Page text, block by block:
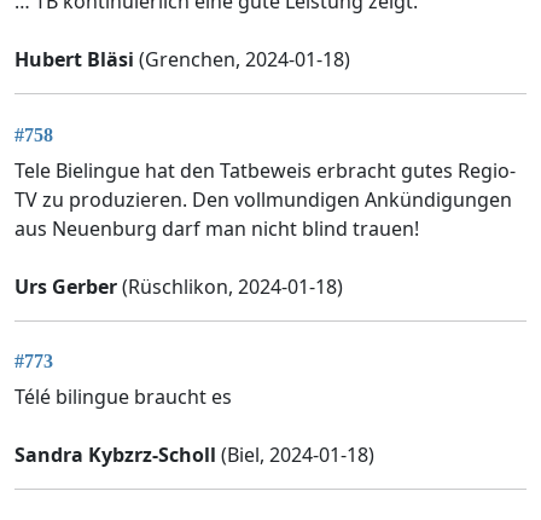
Hubert Bläsi (Grenchen, 2024-01-18)
#758
Tele Bielingue hat den Tatbeweis erbracht gutes Regio-
TV zu produzieren. Den vollmundigen Ankündigungen
aus Neuenburg darf man nicht blind trauen!
Urs Gerber(Rüschlikon, 2024-01-18)
#773
Télé bilingue braucht es
Sandra Kybzrz-Scholl (Biel, 2024-01-18)